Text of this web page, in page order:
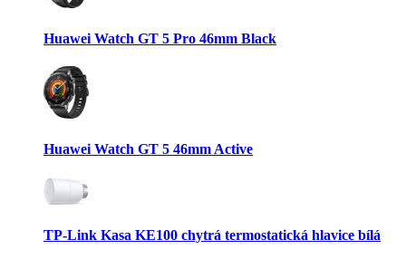
Huawei Watch GT 5 Pro 46mm Black
Huawei Watch GT 5 46mm Active
TP-Link Kasa KE100 chytrá termostatická hlavice bílá